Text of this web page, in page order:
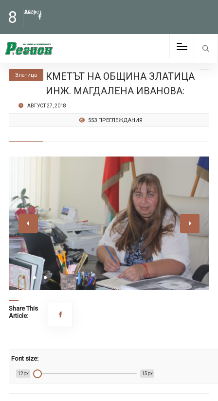
8 Август
2026
Златица
КМЕТЪТ НА ОБЩИНА ЗЛАТИЦА
ИНЖ. МАГДАЛЕНА ИВАНОВА:
АВГУСТ 27, 2018
553 ПРЕГЛЕЖДАНИЯ
Share This
Article:
Font size:
12px 15px